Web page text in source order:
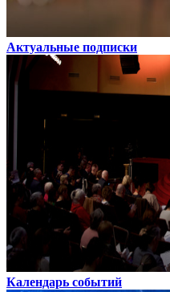
Актуальные подписки
Календарь событий